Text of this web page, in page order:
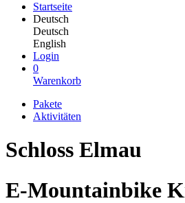
Startseite
Deutsch
Deutsch
English
Login
0
Warenkorb
Pakete
Aktivitäten
Schloss Elmau
E-Mountainbike